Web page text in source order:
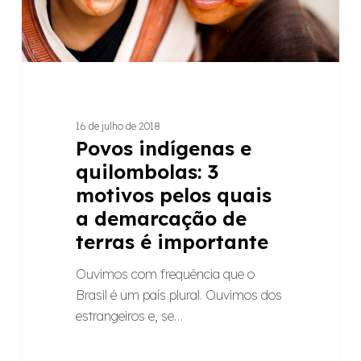
quais
a
demarcação
importante16 de julho de 2018
Povos indígenas e
quilombolas: 3
motivos pelos quais
a demarcação de
terras é importante
Ouvimos com frequência que o
Brasil é um país plural. Ouvimos dos
estrangeiros e, se…